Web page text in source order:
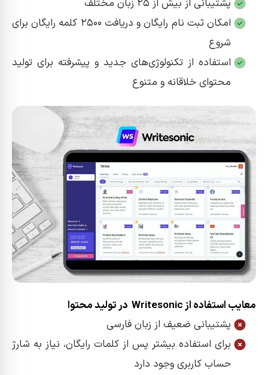
پشتیبانی از بیش از ۲۵ زبان مختلف
امکان ثبت‌ نام رایگان و دریافت ۲۵۰۰ کلمه رایگان برای
شروع
استفاده از تکنولوژی‌های جدید و پیشرفته برای تولید
محتوای خلاقانه و متنوع
معایب استفاده از Writesonic در تولید محتوا
پشتیبانی ضعیف از زبان فارسی
برای استفاده بیشتر پس از کلمات رایگان، نیاز به شارژ
حساب کاربری وجود دارد